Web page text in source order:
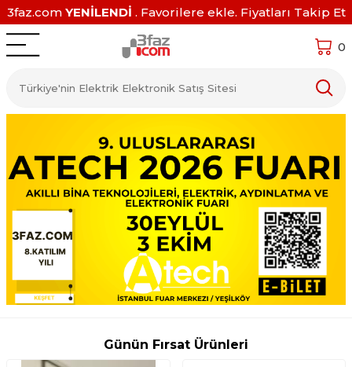
3faz.com YENİLENDİ . Favorilere ekle. Fiyatları Takip Et
0
Günün Fırsat Ürünleri